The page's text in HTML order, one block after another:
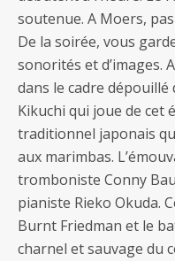
soutenue. A Moers,
De la soirée, vous
sonorités et d’images.
dans le cadre dépouillé
Kikuchi qui joue de
traditionnel japonais
aux marimbas.
tromboniste Conny
pianiste Rieko Okuda.
Burnt Friedman et le
charnel et sauvage du